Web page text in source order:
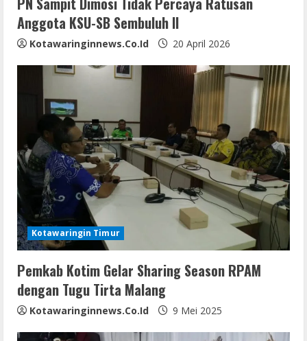
g
Anggota KSU-SB Sembuluh II
Kotawaringinnews.co.id 20 April 2026
Kotawaringin Timur
Pemkab Kotim Gelar Sharing Season RPAM
dengan Tugu Tirta Malang
Kotawaringinnews.co.id 9 Mei 2025